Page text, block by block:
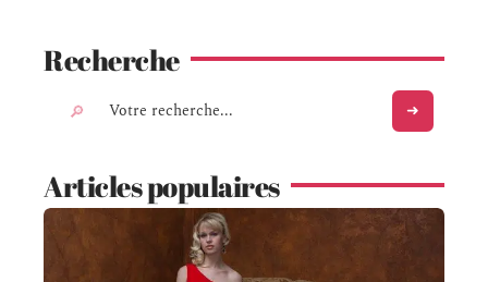
Recherche
Articles populaires